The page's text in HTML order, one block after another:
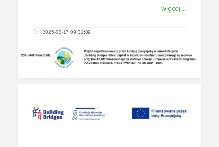
więcej...
2025-03-17 09:31:09